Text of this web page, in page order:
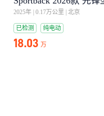
2025年 0.17万公里 北京
已检测 纯电动
18.03 万